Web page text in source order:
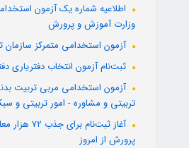
اطلاعیه شماره یک آزمون
وزارت آموزش و پرورش
آزمون استخدامی متمرکز سازمان
ثبت‌نام آزمون انتخاب دفتریاری
آزمون استخدامی مربی تربیت
تربیتی و مشاوره - امور تربیتی و
آغاز ثبت‌نام
پرورش از امروز